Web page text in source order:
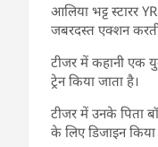
आलिया भट्ट स्टारर
जबरदस्त एक्शन
टीजर में कहानी एक
ट्रेन किया जाता है।
टीजर में उनके पिता
के लिए डिजाइन किया